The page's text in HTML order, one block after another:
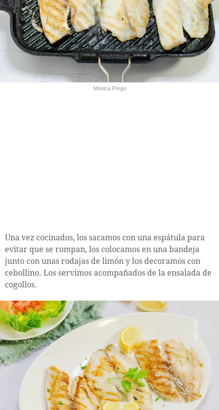
Mónica Prego
Una vez cocinados, los sacamos con una espátula para
evitar que se rompan, los colocamos en una bandeja
junto con unas rodajas de limón y los decoramos con
cebollino. Los servimos acompañados de la ensalada de
cogollos.